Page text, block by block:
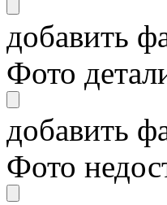
добавить
Фото
добавить
Фото